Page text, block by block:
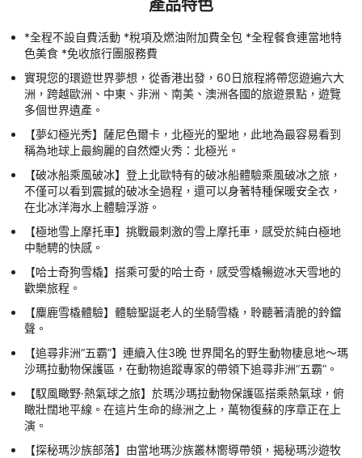
產品特色
*全程不設自費活動 *稅項及燃油附加費全包 *全程餐食連當地特
色美食 *免收旅行團服務費
實現您的環遊世界夢想，從香港出發，60日旅程將帶您遊遍六大
洲，跨越歐洲、中東、非洲、南美、澳洲各國的旅遊景點，遊覽
多個世界遺產。
【夢幻極光秀】薩尼色爾卡，北極光的聖地，此地為最容易看到
稱為地球上最絢麗的自然煙火秀：北極光。
【破冰船乘風破冰】登上北歐特有的破冰船體驗乘風破冰之旅，
不僅可以看到震撼的破冰全過程，還可以身著特種保暖安全衣，
在北冰洋海水上體驗浮游。
【極地雪上摩托車】挑戰最刺激的雪上摩托車，感受於純白極地
中馳騁的快感。
【哈士奇狗雪橇】搭乘可愛的哈士奇，感受雪橇暢遊冰天雪地的
歡樂旅程。
【麋鹿雪橇體驗】體驗聖誕老人的坐騎雪橇，聆聽著清脆的鈴鐺
聲。
【追尋非洲“五霸”】連續入住3晚 世界聞名的野生動物棲息地～瑪
沙瑪拉動物保護區，在動物追蹤專家的帶領下追尋非洲“五霸”。
【馭風瞰野·熱氣球之旅】於瑪沙瑪拉動物保護區搭乘熱氣球，俯
瞰壯闊地平線。在這片生命的綠洲之上，萬物復蘇的序章正在上
演。
【探秘瑪沙族部落】由當地瑪沙族叢林嚮導帶領，揭秘瑪沙遊牧